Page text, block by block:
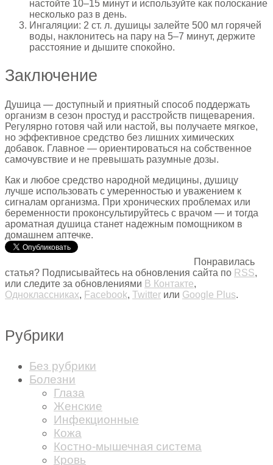
настойте 10–15 минут и используйте как полоскание
несколько раз в день.
Ингаляции: 2 ст. л. душицы залейте 500 мл горячей
воды, наклонитесь на пару на 5–7 минут, держите
расстояние и дышите спокойно.
Заключение
Душица — доступный и приятный способ поддержать
организм в сезон простуд и расстройств пищеварения.
Регулярно готовя чай или настой, вы получаете мягкое,
но эффективное средство без лишних химических
добавок. Главное — ориентироваться на собственное
самочувствие и не превышать разумные дозы.
Как и любое средство народной медицины, душицу
лучше использовать с умеренностью и уважением к
сигналам организма. При хронических проблемах или
беременности проконсультируйтесь с врачом — и тогда
ароматная душица станет надежным помощником в
домашнем аптечке.
Понравилась
статья? Подписывайтесь на обновления сайта по RSS,
или следите за обновлениями В Контакте,
Одноклассниках, Facebook, Twitter или Google Plus.
Рубрики
Без рубрики
Болезни
Глаза
Женские
Инфекционные
Кожа
Костно-мышечная система
Кровь